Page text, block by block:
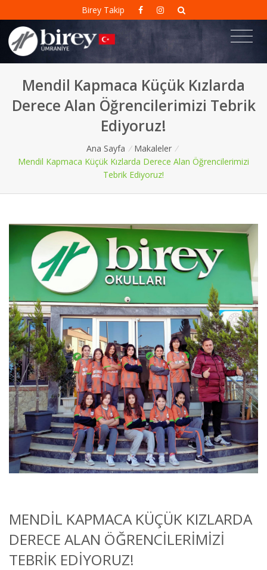
Birey Takip
Mendil Kapmaca Küçük Kızlarda
Derece Alan Öğrencilerimizi Tebrik
Ediyoruz!
Ana Sayfa / Makaleler /
Mendil Kapmaca Küçük Kızlarda Derece Alan Öğrencilerimizi
Tebrik Ediyoruz!
MENDIL KAPMACA KÜÇÜK KIZLARDA
DERECE ALAN ÖĞRENCILERIMIZI
TEBRIK EDIYORUZ!